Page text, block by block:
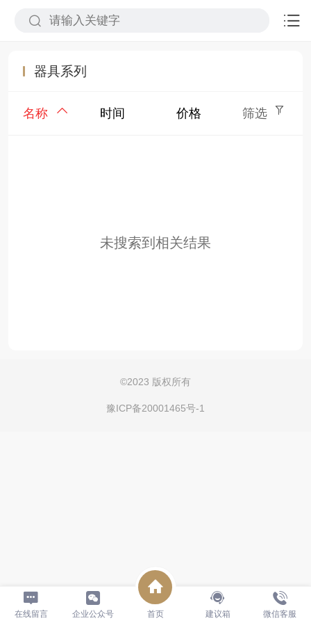
器具系列
名称 时间 价格 筛选
未搜索到相关结果
©2023 版权所有
豫ICP备20001465号-1
在线留言 企业公众号 首页 建议箱 微信客服